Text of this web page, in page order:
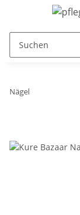
Nägel